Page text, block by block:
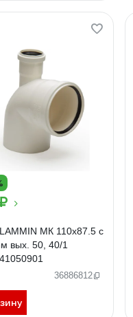
МК 110x87.5 с
вых. 50, 40/1
36886812